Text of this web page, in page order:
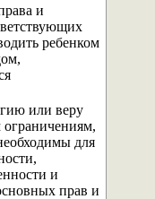
и
ребенком
или веру
ограничениям,
для
и
прав и